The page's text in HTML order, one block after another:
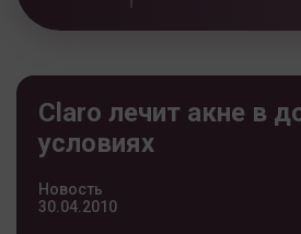
Claro лечит акне в
условиях
Новость
30.04.2010